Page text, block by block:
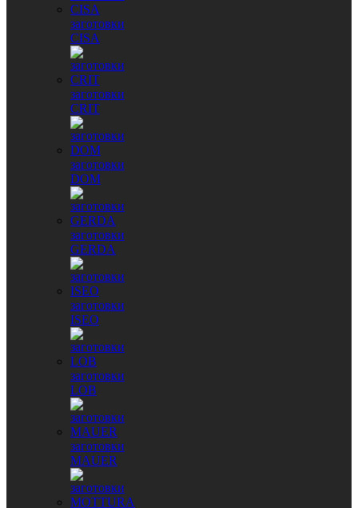
заготовки
CISA
заготовки
CRIT
заготовки
DOM
заготовки
GERDA
заготовки
ISEO
заготовки
LOB
заготовки
MAUER